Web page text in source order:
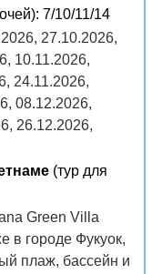
7/10/11/14
27.10.2026,
10.11.2026,
24.11.2026,
08.12.2026,
26.12.2026,
(тур для
Green Villa
в городе Фукуок,
плаж, бассейн и